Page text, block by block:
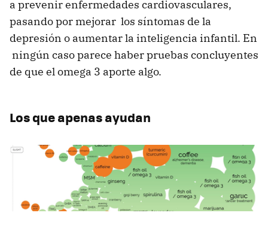
a prevenir enfermedades cardiovasculares,
pasando por mejorar los síntomas de la
depresión o aumentar la inteligencia infantil. En
ningún caso parece haber pruebas concluyentes
de que el omega 3 aporte algo.
Los que apenas ayudan